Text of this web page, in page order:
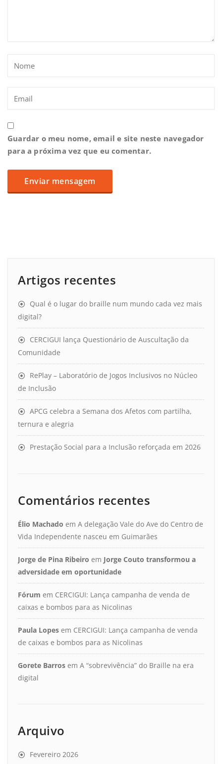
Guardar o meu nome, email e site neste navegador
para a próxima vez que eu comentar.
Artigos recentes
Qual é o lugar do braille num mundo cada vez mais
digital?
CERCIGUI lança Questionário de Auscultação da
Comunidade
RePlay – Laboratório de Jogos Inclusivos no Núcleo
de Inclusão
APCG celebra a Semana dos Afetos com partilha,
ternura e alegria
Prestação Social para a Inclusão reforçada em 2026
Comentários recentes
Élio Machado em A delegação Vale do Ave do Centro de
Vida Independente nasceu em Guimarães
Jorge de Pina Ribeiro em Jorge Couto transformou a
adversidade em oportunidade
Fórum em CERCIGUI: Lança campanha de venda de
caixas e bombos para as Nicolinas
Paula Lopes em CERCIGUI: Lança campanha de venda
de caixas e bombos para as Nicolinas
Gorete Barros em A “sobrevivência” do Braille na era
digital
Arquivo
Fevereiro 2026